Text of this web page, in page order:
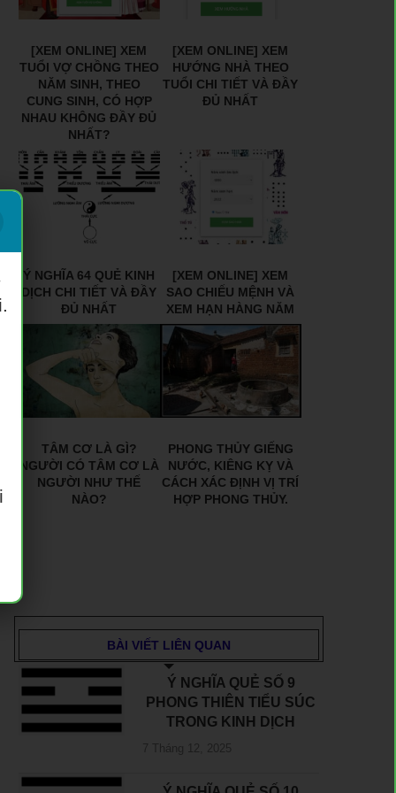
[XEM ONLINE] XEM
TUỔI VỢ CHỒNG THEO
NĂM SINH, THEO
CUNG SINH, CÓ HỢP
NHAU KHÔNG ĐẦY ĐỦ
NHẤT?
[XEM ONLINE] XEM
HƯỚNG NHÀ THEO
TUỔI CHI TIẾT VÀ ĐẦY
ĐỦ NHẤT
Ý NGHĨA 64 QUẺ KINH
DỊCH CHI TIẾT VÀ ĐẦY
ĐỦ NHẤT
[XEM ONLINE] XEM
SAO CHIẾU MỆNH VÀ
XEM HẠN HÀNG NĂM
TÂM CƠ LÀ GÌ?
NGƯỜI CÓ TÂM CƠ LÀ
NGƯỜI NHƯ THẾ
NÀO?
PHONG THỦY GIẾNG
NƯỚC, KIÊNG KỴ VÀ
CÁCH XÁC ĐỊNH VỊ TRÍ
HỢP PHONG THỦY.
BÀI VIẾT LIÊN QUAN
Ý NGHĨA QUẺ SỐ 9
PHONG THIÊN TIỂU SÚC
TRONG KINH DỊCH
7 Tháng 12, 2025